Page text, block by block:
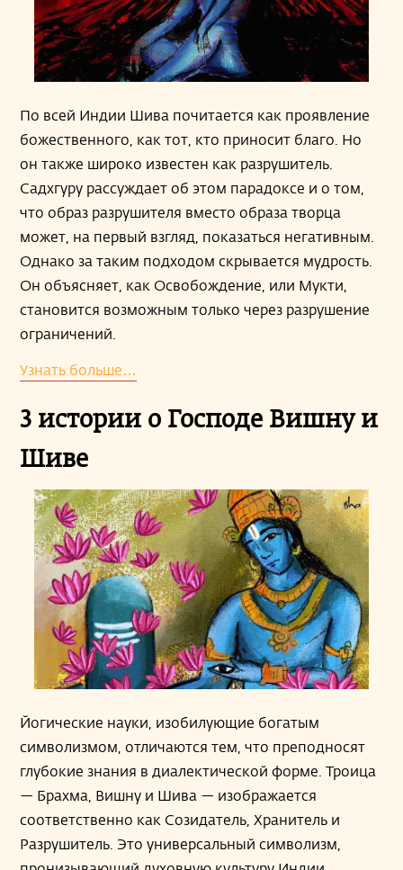
По всей Индии Шива почитается как проявление
божественного, как тот, кто приносит благо. Но
он также широко известен как разрушитель.
Садхгуру рассуждает об этом парадоксе и о том,
что образ разрушителя вместо образа творца
может, на первый взгляд, показаться негативным.
Однако за таким подходом скрывается мудрость.
Он объясняет, как Освобождение, или Мукти,
становится возможным только через разрушение
ограничений.
Узнать больше…
3 истории о Господе Вишну и
Шиве
Йогические науки, изобилующие богатым
символизмом, отличаются тем, что преподносят
глубокие знания в диалектической форме. Троица
— Брахма, Вишну и Шива — изображается
соответственно как Созидатель, Хранитель и
Разрушитель. Это универсальный символизм,